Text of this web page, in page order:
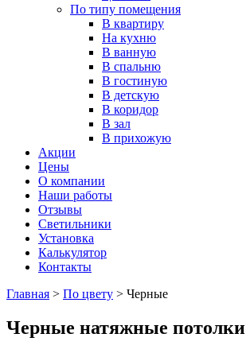
По типу помещения
В квартиру
На кухню
В ванную
В спальню
В гостиную
В детскую
В коридор
В зал
В прихожую
Акции
Цены
О компании
Наши работы
Отзывы
Светильники
Установка
Калькулятор
Контакты
Главная > По цвету > Черные
Черные натяжные потолки